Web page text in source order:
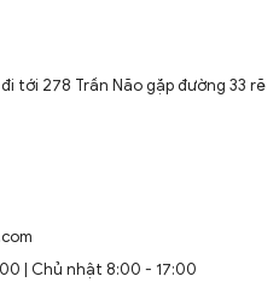
tới 278 Trần Não gặp đường 33 rẽ
| Chủ nhật 8:00 - 17:00